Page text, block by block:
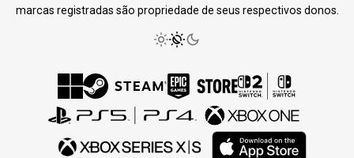
marcas registradas são propriedade de seus respectivos donos.